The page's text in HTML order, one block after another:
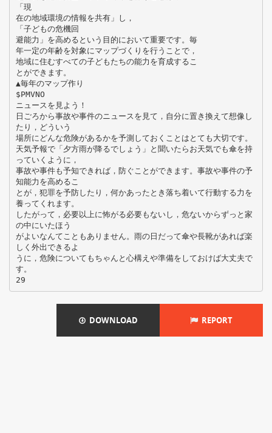
「現
在の地域環境の情報を共有」し，
「子どもの危機回
避能力」を高めるという目的において重要です。毎
年一定の年齢を対象にマップづくりを行うことで，
地域に住むすべての子どもたちの能力を育成するこ
とができます。
▲毎年のマップ作り
$PMVNO
ニュースを見よう！
日ごろから事故や事件のニュースを見て，自分に置き換えて想像し
たり，どういう
場所にどんな危険があるかを予測しておくことはとても大切です。
天気予報で「夕方雨が降るでしょう」と聞いたらお天気でも傘を持
っていくように，
事故や事件も予知できれば，防ぐことができます。事故や事件の予
知能力を高めるこ
とが，犯罪を予防したり，何かあったとき落ち着いて行動する力を
養ってくれます。
したがって，必要以上に怖がる必要もないし，危ないからずっと家
の中にいたほう
がよいなんてこともありません。雨の日だって傘や長靴があれば楽
しく外出できるよ
うに，危険についてもちゃんと心構えや準備をしておけば大丈夫で
す。
DOWNLOAD REPORT